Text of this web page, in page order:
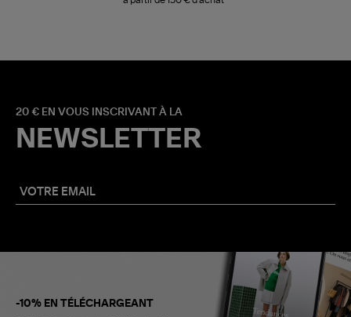
20 € EN VOUS INSCRIVANT À LA
NEWSLETTER
-10% EN TÉLÉCHARGEANT